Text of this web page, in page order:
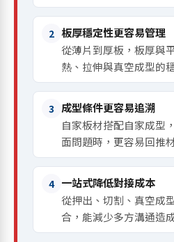
2 板厚穩定性更容易管理
從薄片到厚板，板厚與
熱、拉伸與真空成型的
3 成型條件更容易追溯
自家板材搭配自家成型
面問題時，更容易回推
4 一站式降低對接成本
從押出、切割、真空成
合，能減少多方溝通造